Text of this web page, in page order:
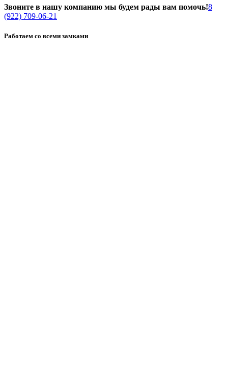
Звоните в нашу компанию мы будем рады вам помочь!8
(922) 709-06-21
Работаем со всеми замками